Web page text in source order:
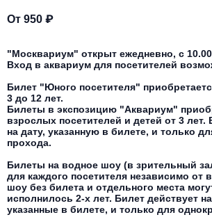
Круиз Фест
Open-air на ВДНХ
Джаз и блюз
Этно, фолк, кантри
Известные актёры
Комедия
Творческий вечер
Мюзикл, оперетта
Драма
Детский спектакль
Детское шоу
Детский мюзикл
Все события
От 950 ₽
"Москвариум" открыт ежедневно, с
Вход в аквариум для посетителей
Билет "Юного посетителя"
3 до 12 лет.
Билеты в экспозицию "Аквариум"
взрослых посетителей и детей от 3 лет.
на дату, указанную в билете, и только
прохода.
Билеты на водное шоу (в зрительный
для каждого посетителя независимо от
шоу без билета и отдельного места
исполнилось 2-х лет. Билет действует
указанные в билете, и только для